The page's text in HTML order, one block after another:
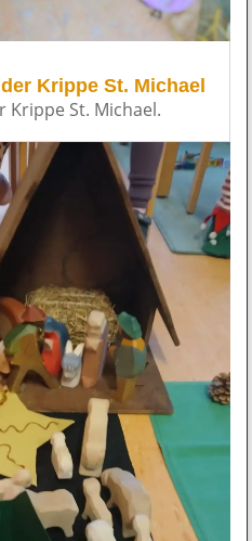
Krippe St. Michael
St. Michael.